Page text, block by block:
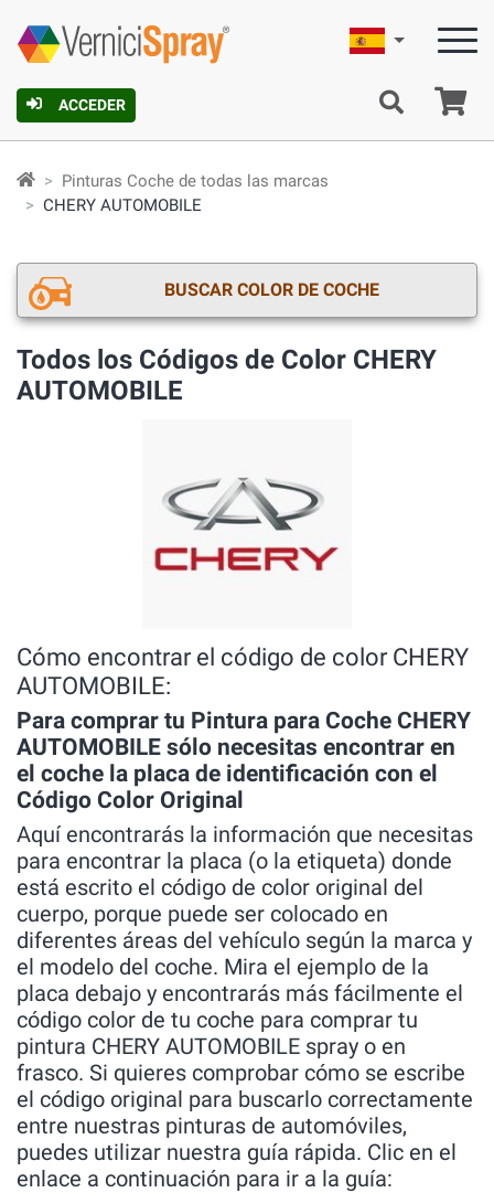
ACCEDER
Español
Pinturas Coche de todas las marcas
CHERY AUTOMOBILE
BUSCAR COLOR DE COCHE
Todos los Códigos de Color CHERY
AUTOMOBILE
Cómo encontrar el código de color CHERY
AUTOMOBILE:
Para comprar tu Pintura para Coche CHERY
AUTOMOBILE sólo necesitas encontrar en
el coche la placa de identificación con el
Código Color Original
Aquí encontrarás la información que necesitas
para encontrar la placa (o la etiqueta) donde
está escrito el código de color original del
cuerpo, porque puede ser colocado en
diferentes áreas del vehículo según la marca y
el modelo del coche. Mira el ejemplo de la
placa debajo y encontrarás más fácilmente el
código color de tu coche para comprar tu
pintura CHERY AUTOMOBILE spray o en
frasco. Si quieres comprobar cómo se escribe
el código original para buscarlo correctamente
entre nuestras pinturas de automóviles,
puedes utilizar nuestra guía rápida. Clic en el
enlace a continuación para ir a la guía: